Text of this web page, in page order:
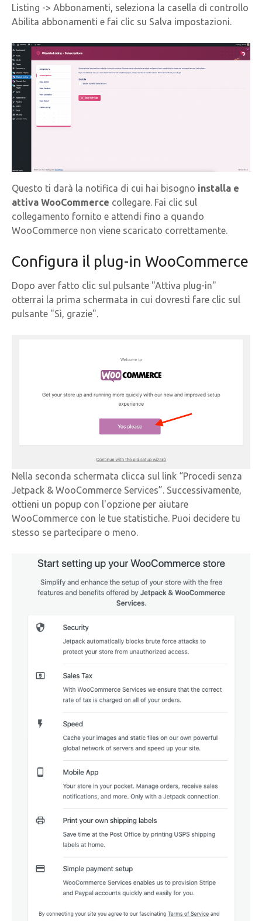
Listing -> Abbonamenti, seleziona la casella di controllo
Abilita abbonamenti e fai clic su Salva impostazioni.
Questo ti darà la notifica di cui hai bisogno installa e
attiva WooCommerce collegare. Fai clic sul
collegamento fornito e attendi fino a quando
WooCommerce non viene scaricato correttamente.
Configura il plug-in WooCommerce
Dopo aver fatto clic sul pulsante "Attiva plug-in"
otterrai la prima schermata in cui dovresti fare clic sul
pulsante "Sì, grazie".
Nella seconda schermata clicca sul link “Procedi senza
Jetpack & WooCommerce Services”. Successivamente,
ottieni un popup con l'opzione per aiutare
WooCommerce con le tue statistiche. Puoi decidere tu
stesso se partecipare o meno.